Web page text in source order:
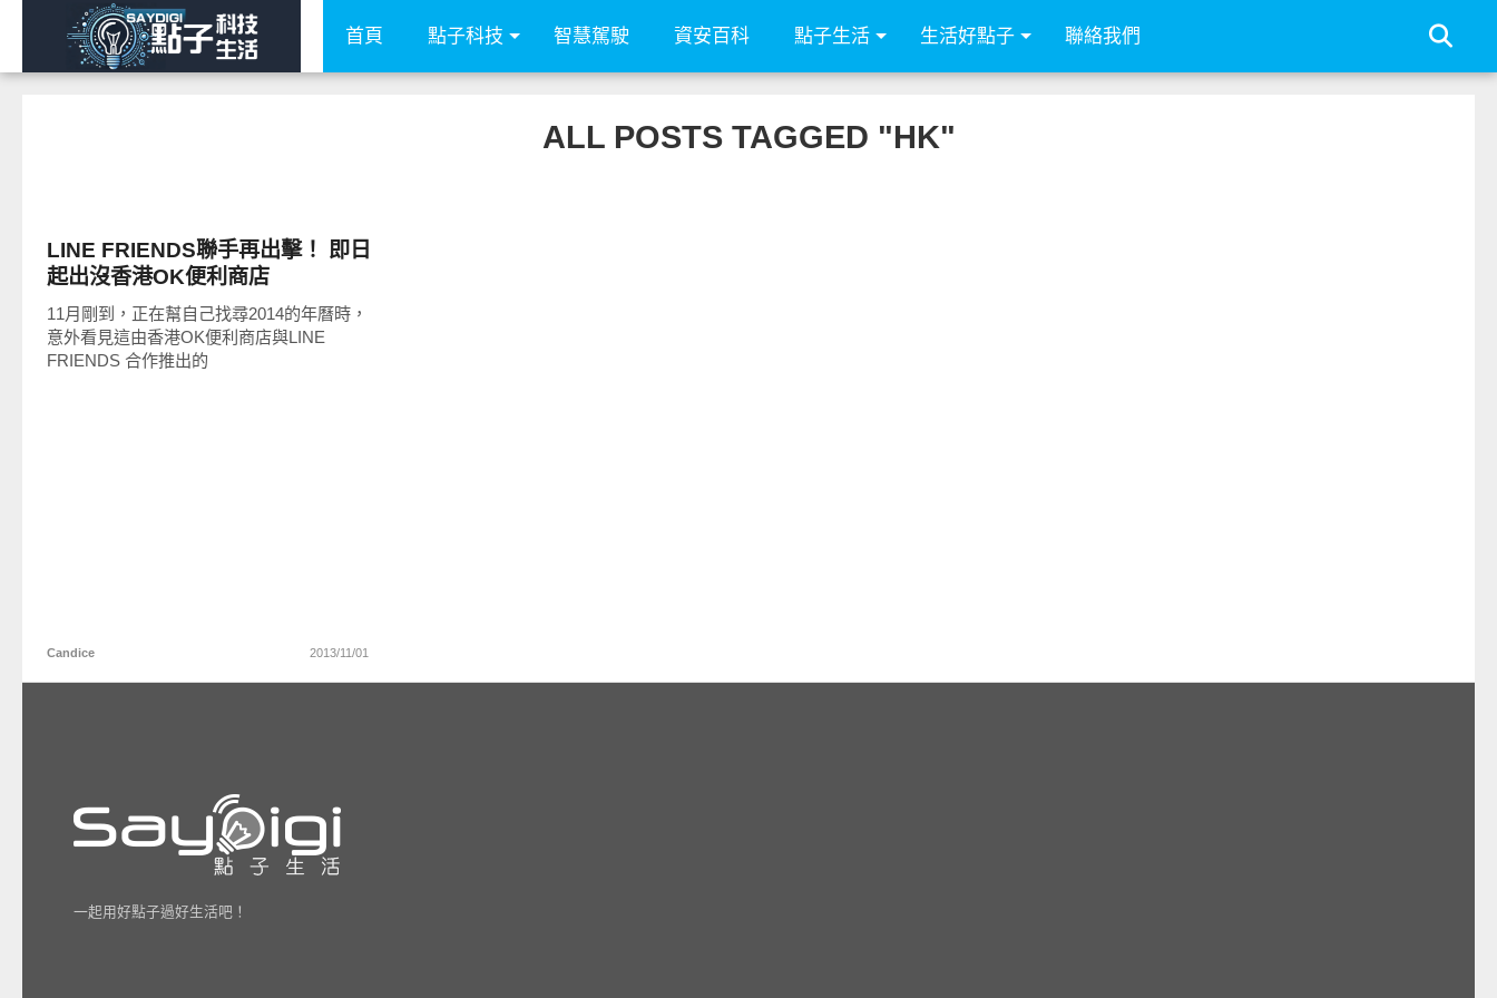
首頁 點子科技 智慧駕駛 資安百科 點子生活 生活好點子 聯絡我們
ALL POSTS TAGGED "HK"
LINE FRIENDS聯手再出擊！ 即日
起出沒香港OK便利商店
11月剛到，正在幫自己找尋2014的年曆時，
意外看見這由香港OK便利商店與LINE
FRIENDS 合作推出的
Candice 2013/11/01
一起用好點子過好生活吧！